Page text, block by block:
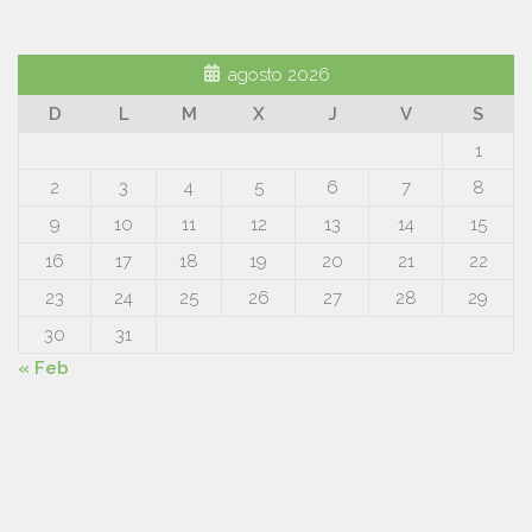
agosto 2026
D
L M X J V
S
1
2
3 4 5 6 7
8
9
10 11 12 13 14
15
16
17 18 19 20 21
22
23
24 25 26 27 28
29
30
31
« Feb